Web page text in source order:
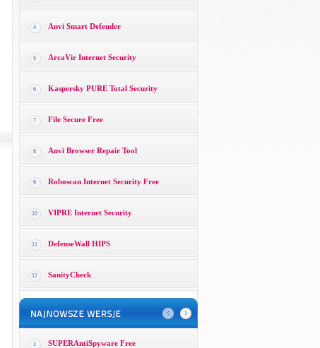
4 Anvi Smart Defender
5 ArcaVir Internet Security
6 Kaspersky PURE Total Security
7 File Secure Free
8 Anvi Browser Repair Tool
9 Roboscan Internet Security Free
10 VIPRE Internet Security
11 DefenseWall HIPS
12 SanityCheck
1 SUPERAntiSpyware Free